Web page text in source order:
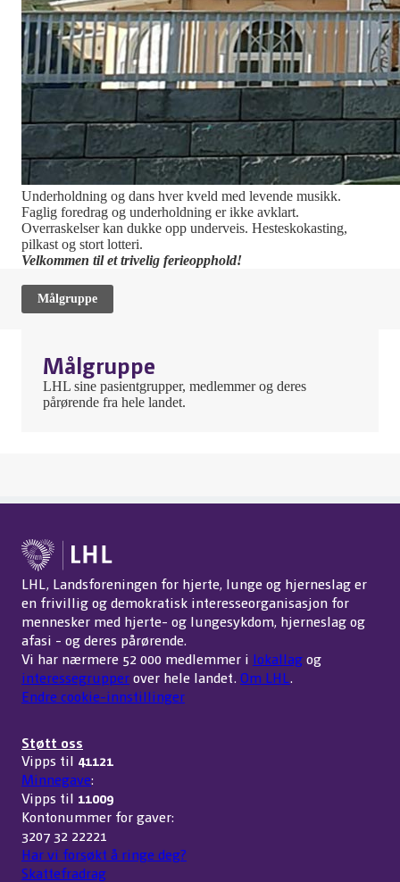
Underholdning og dans hver kveld med levende musikk.
Faglig foredrag og underholdning er ikke avklart.
Overraskelser kan dukke opp underveis. Hesteskokasting,
pilkast og stort lotteri.
Velkommen til et trivelig ferieopphold!
Målgruppe
Målgruppe
LHL sine pasientgrupper, medlemmer og deres
pårørende fra hele landet.
LHL, Landsforeningen for hjerte, lunge og hjerneslag er
en frivillig og demokratisk interesseorganisasjon for
mennesker med hjerte- og lungesykdom, hjerneslag og
afasi - og deres pårørende.
Vi har nærmere 52 000 medlemmer i lokallagog
interessegrupperover hele landet. Om LHL.
Endre cookie-innstillinger
Støtt oss
Vipps til 41121
Minnegave:
Vipps til 11009
Kontonummer for gaver:
3207 32 22221
Har vi forsøkt å ringe deg?
Skattefradrag